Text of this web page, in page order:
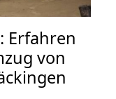
Erfahren
von